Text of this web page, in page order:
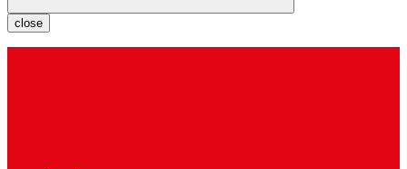
close